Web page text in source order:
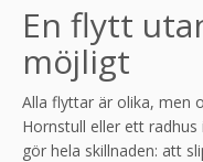
En flytt
möjligt
Alla flyttar är olika, men
Hornstull eller ett
gör hela skillnaden: att